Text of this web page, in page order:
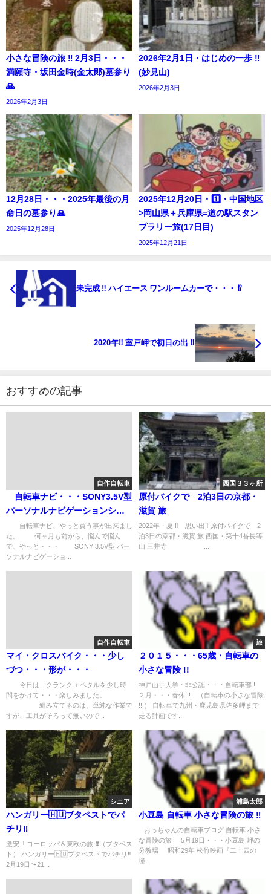
小さな冒険の旅 ‼︎ 2月3日・・・
満願寺・坂田金時(金太郎)墓参り
🙏
2026年2月3日
2026年2月1日・はじめの一歩 ‼︎
(妙見山)
2026年2月3日
12月28日・・・2025年最後の月
命日の墓参り🙏
2025年12月28日
2025年12月20日・1️⃣・中国地区
>岡山県＋兵庫県=道の駅スタン
プラリー旅(17日目)
2025年12月21日
未完成 ‼︎ ハイエース ワンルームカーで・・・ ⁉️
2020年‼️ 室戸岬で初日の出 ‼️
おすすめの記事
自作自転車
自転車ナビ・・・SONY3.5V型
パーソナルナビゲーションシス
テム NV-U35
自転車ナビ、やっと買う事が出来まし
た。 何ヶ月も前から、悩んで悩ん
で、やっと・・・ SONY 3.5V型 パー
ソナルナビゲーショ...
西国３３ヶ所
原付バイクで 2泊3日の京都・
滋賀 旅
2022年・夏 ‼️ 思い出‼️ 原付バイクで 2
泊3日の京都・滋賀 旅 西国・第十4番長等
山 三井寺 ...
自作自転車
マイ・クロスバイク・・・少し
づつ・・・形が・・・
今日は、クランク + ペタルを少し時
間をかけて・・・楽しみました。
組み立てるのは、単純な作業で
すが、工具がそろって無いので...
旅
２０１５・・・65歳・自転車の
小さな冒険 !!
神戸山手大学・非公認・・・自転車部 !!
２月・・・春休 !! （自転車の小さな冒険
!! ） 自転車で九州・鹿児島県佐多岬まで
走る計画です...
シニア
ハンガリー🇭🇺ブタペストでパ
チリ‼️
激安 ‼️ ヨーロッパ＆東欧の旅 ❣️（ブタペス
ト） ハンガリー🇭🇺ブタペストでパチリ‼️
2月19日〜21...
浦島太郎
小豆島 自転車 小さな冒険の旅 ‼︎
おっちゃんの自転車ブログ 自転車 小さ
な冒険の旅 5月19日・・・小豆島 岬の
分教場 昭和29年 松竹映画『二十四の
瞳...